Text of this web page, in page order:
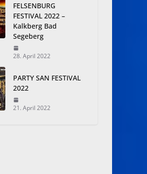
FELSENBURG
FESTIVAL 2022 –
Kalkberg Bad
Segeberg
28. April 2022
PARTY SAN FESTIVAL
2022
21. April 2022